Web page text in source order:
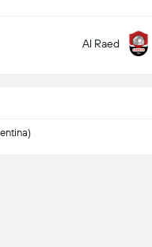
Al Raed